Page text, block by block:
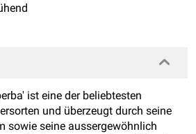
ist eine der beliebtesten
und überzeugt durch seine
sowie seine aussergewöhnlich